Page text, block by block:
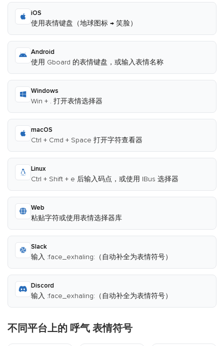
iOS
使用表情键盘（地球图标 → 笑脸）
Android
使用 Gboard 的表情键盘，或输入表情名称
Windows
Win + . 打开表情选择器
macOS
Ctrl + Cmd + Space 打开字符查看器
Linux
Ctrl + Shift + e 后输入码点，或使用 IBus 选择器
Web
粘贴字符或使用表情选择器库
Slack
输入 :face_exhaling:（自动补全为表情符号）
Discord
输入 :face_exhaling:（自动补全为表情符号）
不同平台上的 呼气 表情符号